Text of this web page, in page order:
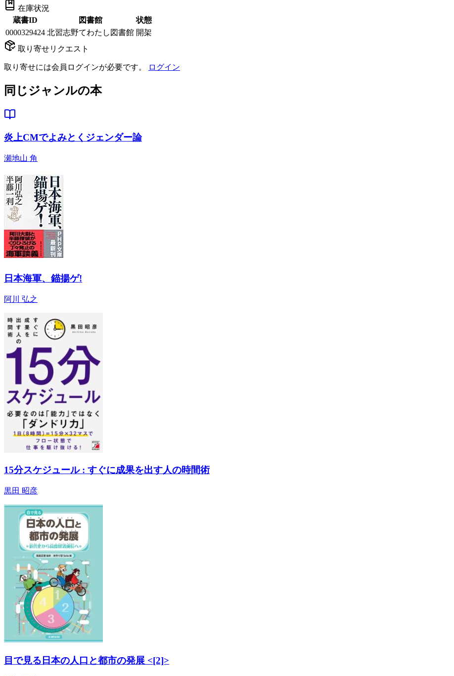
在庫状況
蔵書ID
図書館
状態
0000329424 北習志野てわたし図書館 開架
取り寄せリクエスト
取り寄せには会員ログインが必要です。 ログイン
同じジャンルの本
炎上CMでよみとくジェンダー論
瀬地山 角
日本海軍、錨揚ゲ!
阿川 弘之
15分スケジュール : すぐに成果を出す人の時間術
黒田 昭彦
目で見る日本の人口と都市の発展 <[2]>